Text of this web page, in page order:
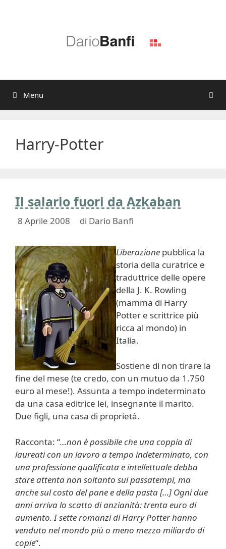
Menu
Harry-Potter
Il salario fuori da Azkaban
8 Aprile 2008 di Dario Banfi
Liberazione pubblica la
storia della curatrice e
traduttrice delle opere
della J. K. Rowling
(mamma di Harry
Potter e scrittrice più
ricca al mondo) in
Italia.
Sostiene di non tirare la
fine del mese (te credo, con un mutuo da 1.750
euro al mese!). Assunta a tempo indeterminato
da una casa editrice lei, insegnante il marito.
Due figli, una casa di proprietà.
Racconta: “…non è possibile che una coppia di
laureati con un lavoro a tempo indeterminato, con
una professione qualificata e intellettuale debba
stare attenta non soltanto sui passatempi, ma
anche sul costo del pane e della pasta […] Ogni due
anni arriva lo scatto di anzianità: trenta euro di
aumento. I sette romanzi di Harry Potter hanno
venduto nel mondo più o meno mezzo miliardo di
copie“.